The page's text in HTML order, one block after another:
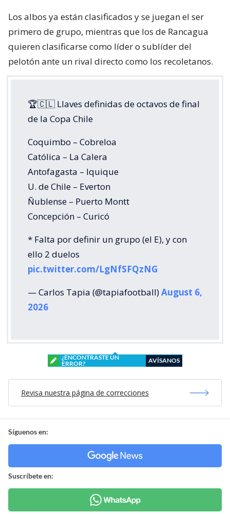
Los albos ya están clasificados y se juegan el ser
primero de grupo, mientras que los de Rancagua
quieren clasificarse como líder o sublíder del
pelotón ante un rival directo como los recoletanos.
🏆🇨🇱 Llaves definidas de octavos de final
de la Copa Chile
Coquimbo – Cobreloa
Católica – La Calera
Antofagasta – Iquique
U. de Chile – Everton
Ñublense – Puerto Montt
Concepción – Curicó
* Falta por definir un grupo (el E), y con
ello 2 duelos
pic.twitter.com/LgNfSFQzNG
— Carlos Tapia (@tapiafootball)August 6,
2026
¿ENCONTRASTE UN
ERROR?
AVÍSANOS
Revisa nuestra página de correcciones
Síguenos en:
Suscríbete en: